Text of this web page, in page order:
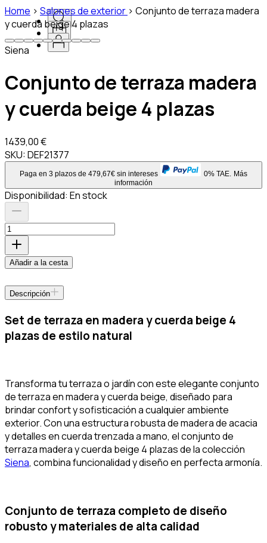
Home > Salones de exterior > Conjunto de terraza madera
y cuerda beige 4 plazas
Siena
Conjunto de terraza madera
y cuerda beige 4 plazas
1439,00 €
SKU:DEF21377
Paga en 3 plazos de 479,67€ sin intereses 0% TAE. Más
información
Disponibilidad: En stock
Añadir a la cesta
Descripción
Set de terraza en madera y cuerda beige 4
plazas de estilo natural
Transforma tu terraza o jardín con este elegante conjunto
de terraza en madera y cuerda beige, diseñado para
brindar confort y sofisticación a cualquier ambiente
exterior. Con una estructura robusta de madera de acacia
y detalles en cuerda trenzada a mano, el conjunto de
terraza madera y cuerda beige 4 plazas de la colección
Siena, combina funcionalidad y diseño en perfecta armonía.
Conjunto de terraza completo de diseño
robusto y materiales de alta calidad